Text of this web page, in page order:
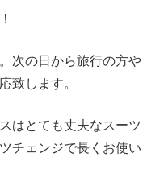
次の日から旅行の方や
致します。
はとても丈夫なスーツ
チェンジで長くお使い